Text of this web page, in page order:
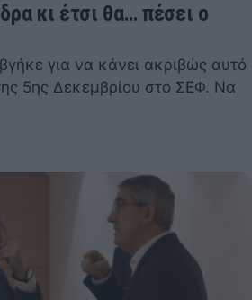
κι έτσι θα… πέσει ο
για να κάνει ακριβώς αυτό
5ης Δεκεμβρίου στο ΣΕΦ. Να